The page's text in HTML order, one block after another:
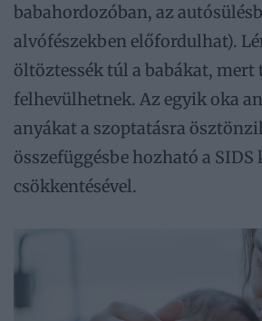
babahordozóban, az
alvófészekben előfordulhat).
öltöztessék túl a babákat, mert
felhevülhetnek. Az egyik oka
anyákat a szoptatásra
összefüggésbe hozható a
csökkentésével.